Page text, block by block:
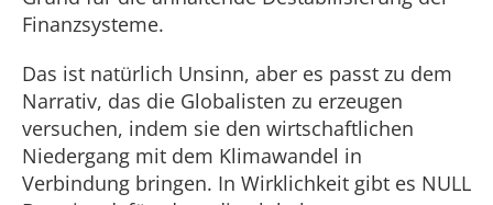
Finanzsysteme.
Das ist natürlich Unsinn, aber es passt zu dem
Narrativ, das die Globalisten zu erzeugen
versuchen, indem sie den wirtschaftlichen
Niedergang mit dem Klimawandel in
Verbindung bringen. In Wirklichkeit gibt es NULL